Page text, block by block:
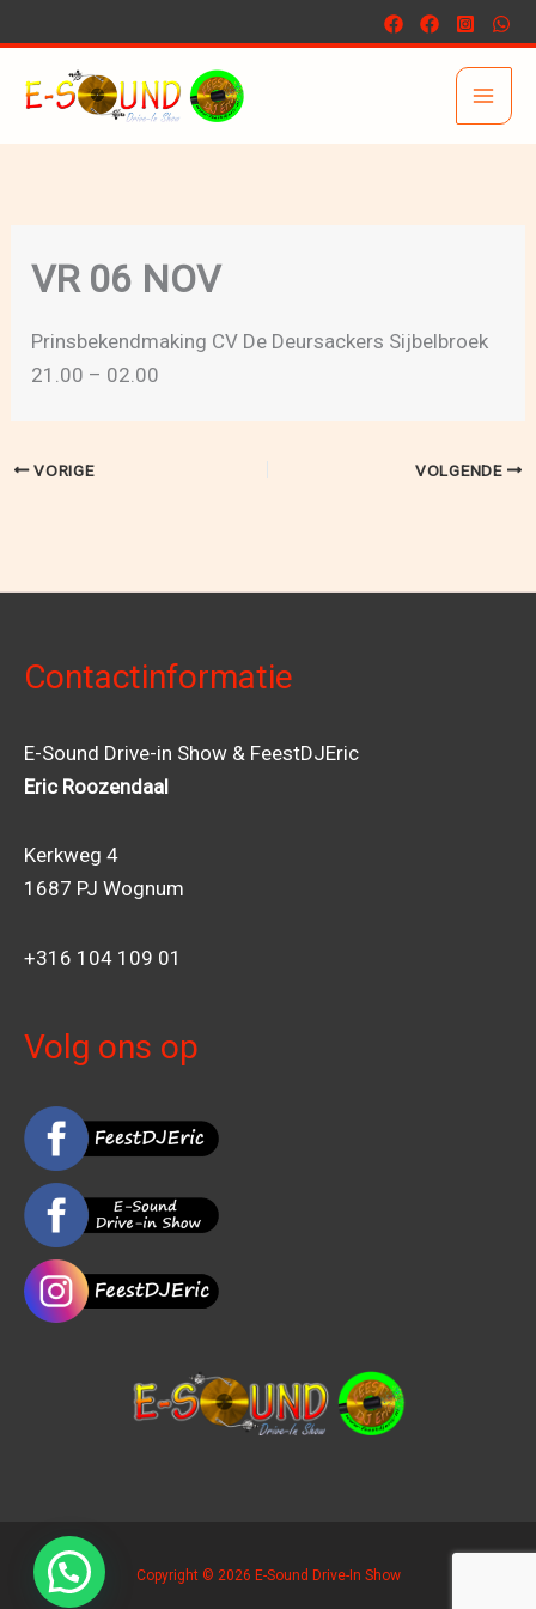
naar
inhoud
VR 06 NOV
Prinsbekendmaking CV De Deursackers Sijbelbroek
21.00 – 02.00
VORIGE VOLGENDE
Contactinformatie
E-Sound Drive-in Show & FeestDJEric
Eric Roozendaal
Kerkweg 4
1687 PJ Wognum
+316 104 109 01
Volg ons op
Copyright © 2026 E-Sound Drive-In Show